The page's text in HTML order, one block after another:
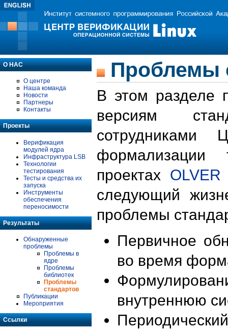
О НАС
О центре
Наша команда
Новости
Партнеры
Контакты
Проекты
Верификация
модулей ядра
Инфраструктура LSB
Технологии
тестирования
Тесты и средства их
запуска
Инструменты
обеспечения
переносимости
Результаты
Обнаруженные
проблемы
Проблемы в
ядре
Проблемы
библиотек
Проблемы
стандартов
Публикации
Мероприятия
Ссылки
Проблемы
В этом разделе
версиям
формализации
проектах OLVER
следующий
проблемы
Первичное
во время
внутреннюю